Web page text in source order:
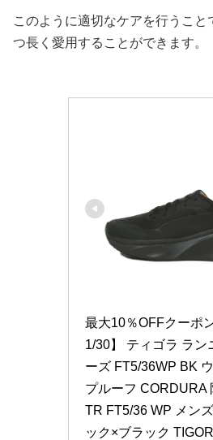
このように適切なケアを行うこ
つ長く愛用することができます。
最大10％OFFクーポ
1/30】 ティゴラ ラン
ーズ FT5/36WP BK
プルーフ CORDURA
TR FT5/36 WP メン
ック×ブラック